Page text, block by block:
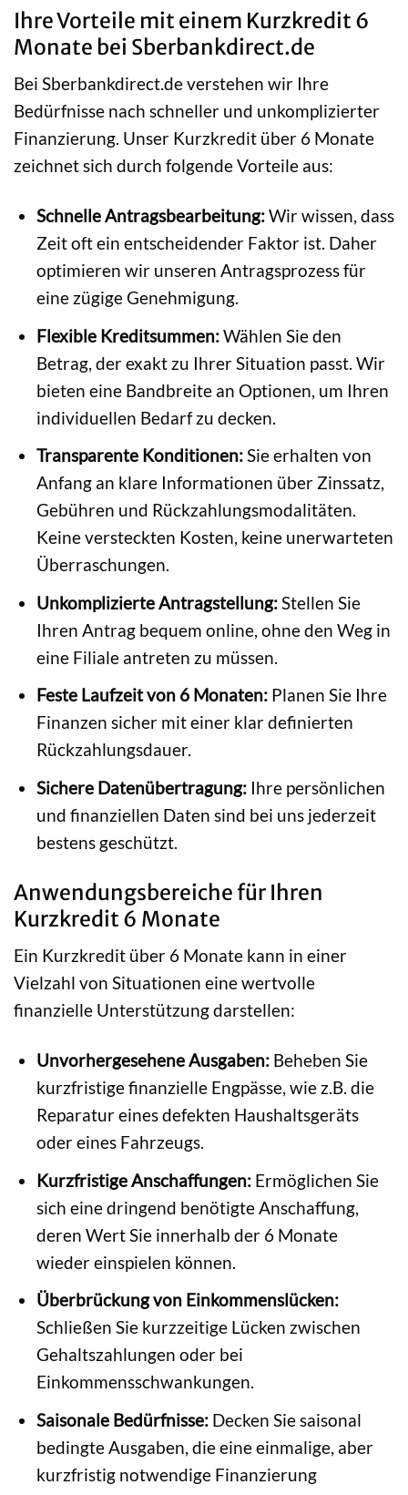
Ihre Vorteile mit einem Kurzkredit 6
Monate bei Sberbankdirect.de
Bei Sberbankdirect.de verstehen wir Ihre
Bedürfnisse nach schneller und unkomplizierter
Finanzierung. Unser Kurzkredit über 6 Monate
zeichnet sich durch folgende Vorteile aus:
Schnelle Antragsbearbeitung:Wir wissen, dass
Zeit oft ein entscheidender Faktor ist. Daher
optimieren wir unseren Antragsprozess für
eine zügige Genehmigung.
Flexible Kreditsummen:Wählen Sie den
Betrag, der exakt zu Ihrer Situation passt. Wir
bieten eine Bandbreite an Optionen, um Ihren
individuellen Bedarf zu decken.
Transparente Konditionen:Sie erhalten von
Anfang an klare Informationen über Zinssatz,
Gebühren und Rückzahlungsmodalitäten.
Keine versteckten Kosten, keine unerwarteten
Überraschungen.
Unkomplizierte Antragstellung:Stellen Sie
Ihren Antrag bequem online, ohne den Weg in
eine Filiale antreten zu müssen.
Feste Laufzeit von 6 Monaten:Planen Sie Ihre
Finanzen sicher mit einer klar definierten
Rückzahlungsdauer.
Sichere Datenübertragung:Ihre persönlichen
und finanziellen Daten sind bei uns jederzeit
bestens geschützt.
Anwendungsbereiche für Ihren
Kurzkredit 6 Monate
Ein Kurzkredit über 6 Monate kann in einer
Vielzahl von Situationen eine wertvolle
finanzielle Unterstützung darstellen:
Unvorhergesehene Ausgaben:Beheben Sie
kurzfristige finanzielle Engpässe, wie z.B. die
Reparatur eines defekten Haushaltsgeräts
oder eines Fahrzeugs.
Kurzfristige Anschaffungen:Ermöglichen Sie
sich eine dringend benötigte Anschaffung,
deren Wert Sie innerhalb der 6 Monate
wieder einspielen können.
Überbrückung von Einkommenslücken:
Schließen Sie kurzzeitige Lücken zwischen
Gehaltszahlungen oder bei
Einkommensschwankungen.
Saisonale Bedürfnisse:Decken Sie saisonal
bedingte Ausgaben, die eine einmalige, aber
kurzfristig notwendige Finanzierung